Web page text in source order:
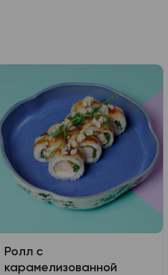
Ролл с
карамелизованной